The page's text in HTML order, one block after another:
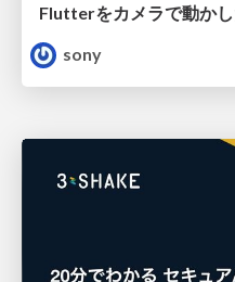
Flutterをカメラで動か
sony